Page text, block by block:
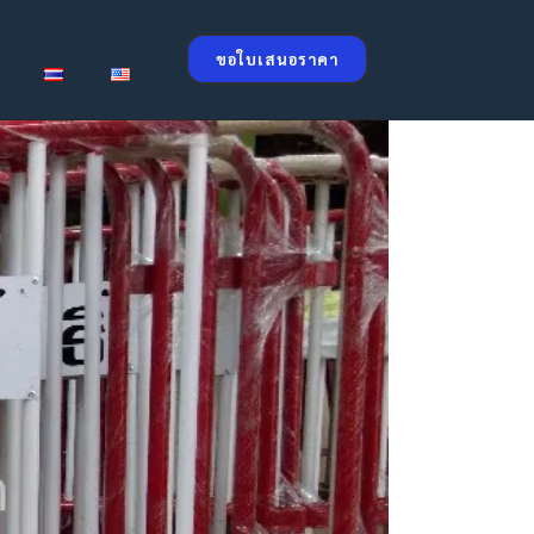
ขอใบเสนอราคา